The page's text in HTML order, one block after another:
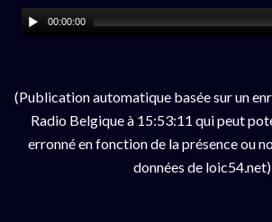
00:00:00
(Publication automatique basée sur un
Radio Belgique à 15:53:11 qui peut
erronné en fonction de la présence ou
données de loic54.net)